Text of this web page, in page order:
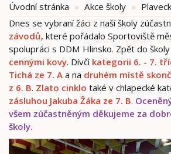
Úvodní stránka Akce školy
Dnes se vybraní žáci z naší školy
závodů, které pořádalo Sportoviště
spolupráci s DDM Hlinsko. Zpět do
cennými kovy. Dívčí kategorii 6. - 7.
Tichá ze 7. A a na druhém místě
z 6. B. Zlato cinklo také v chlapecké
zásluhou Jakuba Žáka ze 7. B.
všem zúčastněným děkujeme za
školy.